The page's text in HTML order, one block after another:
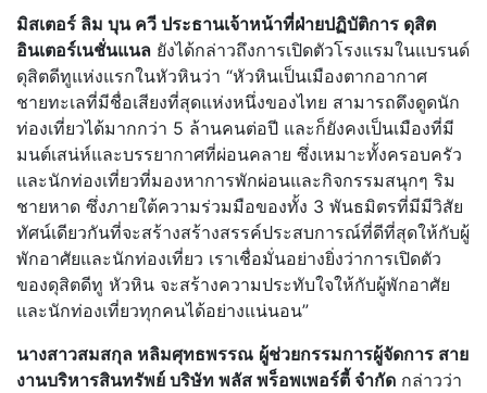
มิสเตอร์ ลิม บุน ควี ประธานเจ้าหน้าที่ฝ่ายปฏิบัติการ ดุสิต
อินเตอร์เนชั่นแนล ยังได้กล่าวถึงการเปิดตัวโรงแรมในแบรนด์
ดุสิตดีทูแห่งแรกในหัวหินว่า “หัวหินเป็นเมืองตากอากาศ
ชายทะเลที่มีชื่อเสียงที่สุดแห่งหนึ่งของไทย สามารถดึงดูดนัก
ท่องเที่ยวได้มากกว่า 5 ล้านคนต่อปี และก็ยังคงเป็นเมืองที่มี
มนต์เสน่ห์และบรรยากาศที่ผ่อนคลาย ซึ่งเหมาะทั้งครอบครัว
และนักท่องเที่ยวที่มองหาการพักผ่อนและกิจกรรมสนุกๆ ริม
ชายหาด ซึ่งภายใต้ความร่วมมือของทั้ง 3 พันธมิตรที่มีมีวิสัย
ทัศน์เดียวกันที่จะสร้างสร้างสรรค์ประสบการณ์ที่ดีที่สุดให้กับผู้
พักอาศัยและนักท่องเที่ยว เราเชื่อมั่นอย่างยิ่งว่าการเปิดตัว
ของดุสิตดีทู หัวหิน จะสร้างความประทับใจให้กับผู้พักอาศัย
และนักท่องเที่ยวทุกคนได้อย่างแน่นอน”
นางสาวสมสกุล หลิมศุทธพรรณ ผู้ช่วยกรรมการผู้จัดการ สาย
งานบริหารสินทรัพย์ บริษัท พลัส พร็อพเพอร์ตี้ จำกัด กล่าวว่า